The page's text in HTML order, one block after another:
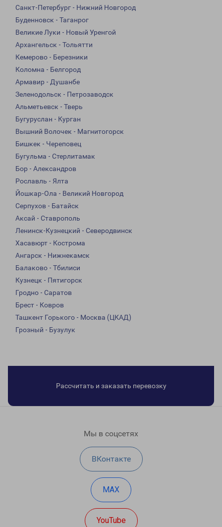
Санкт-Петербург - Нижний Новгород
Буденновск - Таганрог
Великие Луки - Новый Уренгой
Архангельск - Тольятти
Кемерово - Березники
Коломна - Белгород
Армавир - Душанбе
Зеленодольск - Петрозаводск
Альметьевск - Тверь
Бугуруслан - Курган
Вышний Волочек - Магнитогорск
Бишкек - Череповец
Бугульма - Стерлитамак
Бор - Александров
Рославль - Ялта
Йошкар-Ола - Великий Новгород
Серпухов - Батайск
Аксай - Ставрополь
Ленинск-Кузнецкий - Северодвинск
Хасавюрт - Кострома
Ангарск - Нижнекамск
Балаково - Тбилиси
Кузнецк - Пятигорск
Гродно - Саратов
Брест - Ковров
Ташкент Горького - Москва (ЦКАД)
Грозный - Бузулук
Рассчитать и заказать перевозку
Мы в соцсетях
ВКонтакте
MAX
YouTube